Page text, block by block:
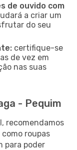
de ouvido com
a criar um
do seu
certifique-se
de vez em
nas suas
- Pequim
recomendamos
roupas
para poder